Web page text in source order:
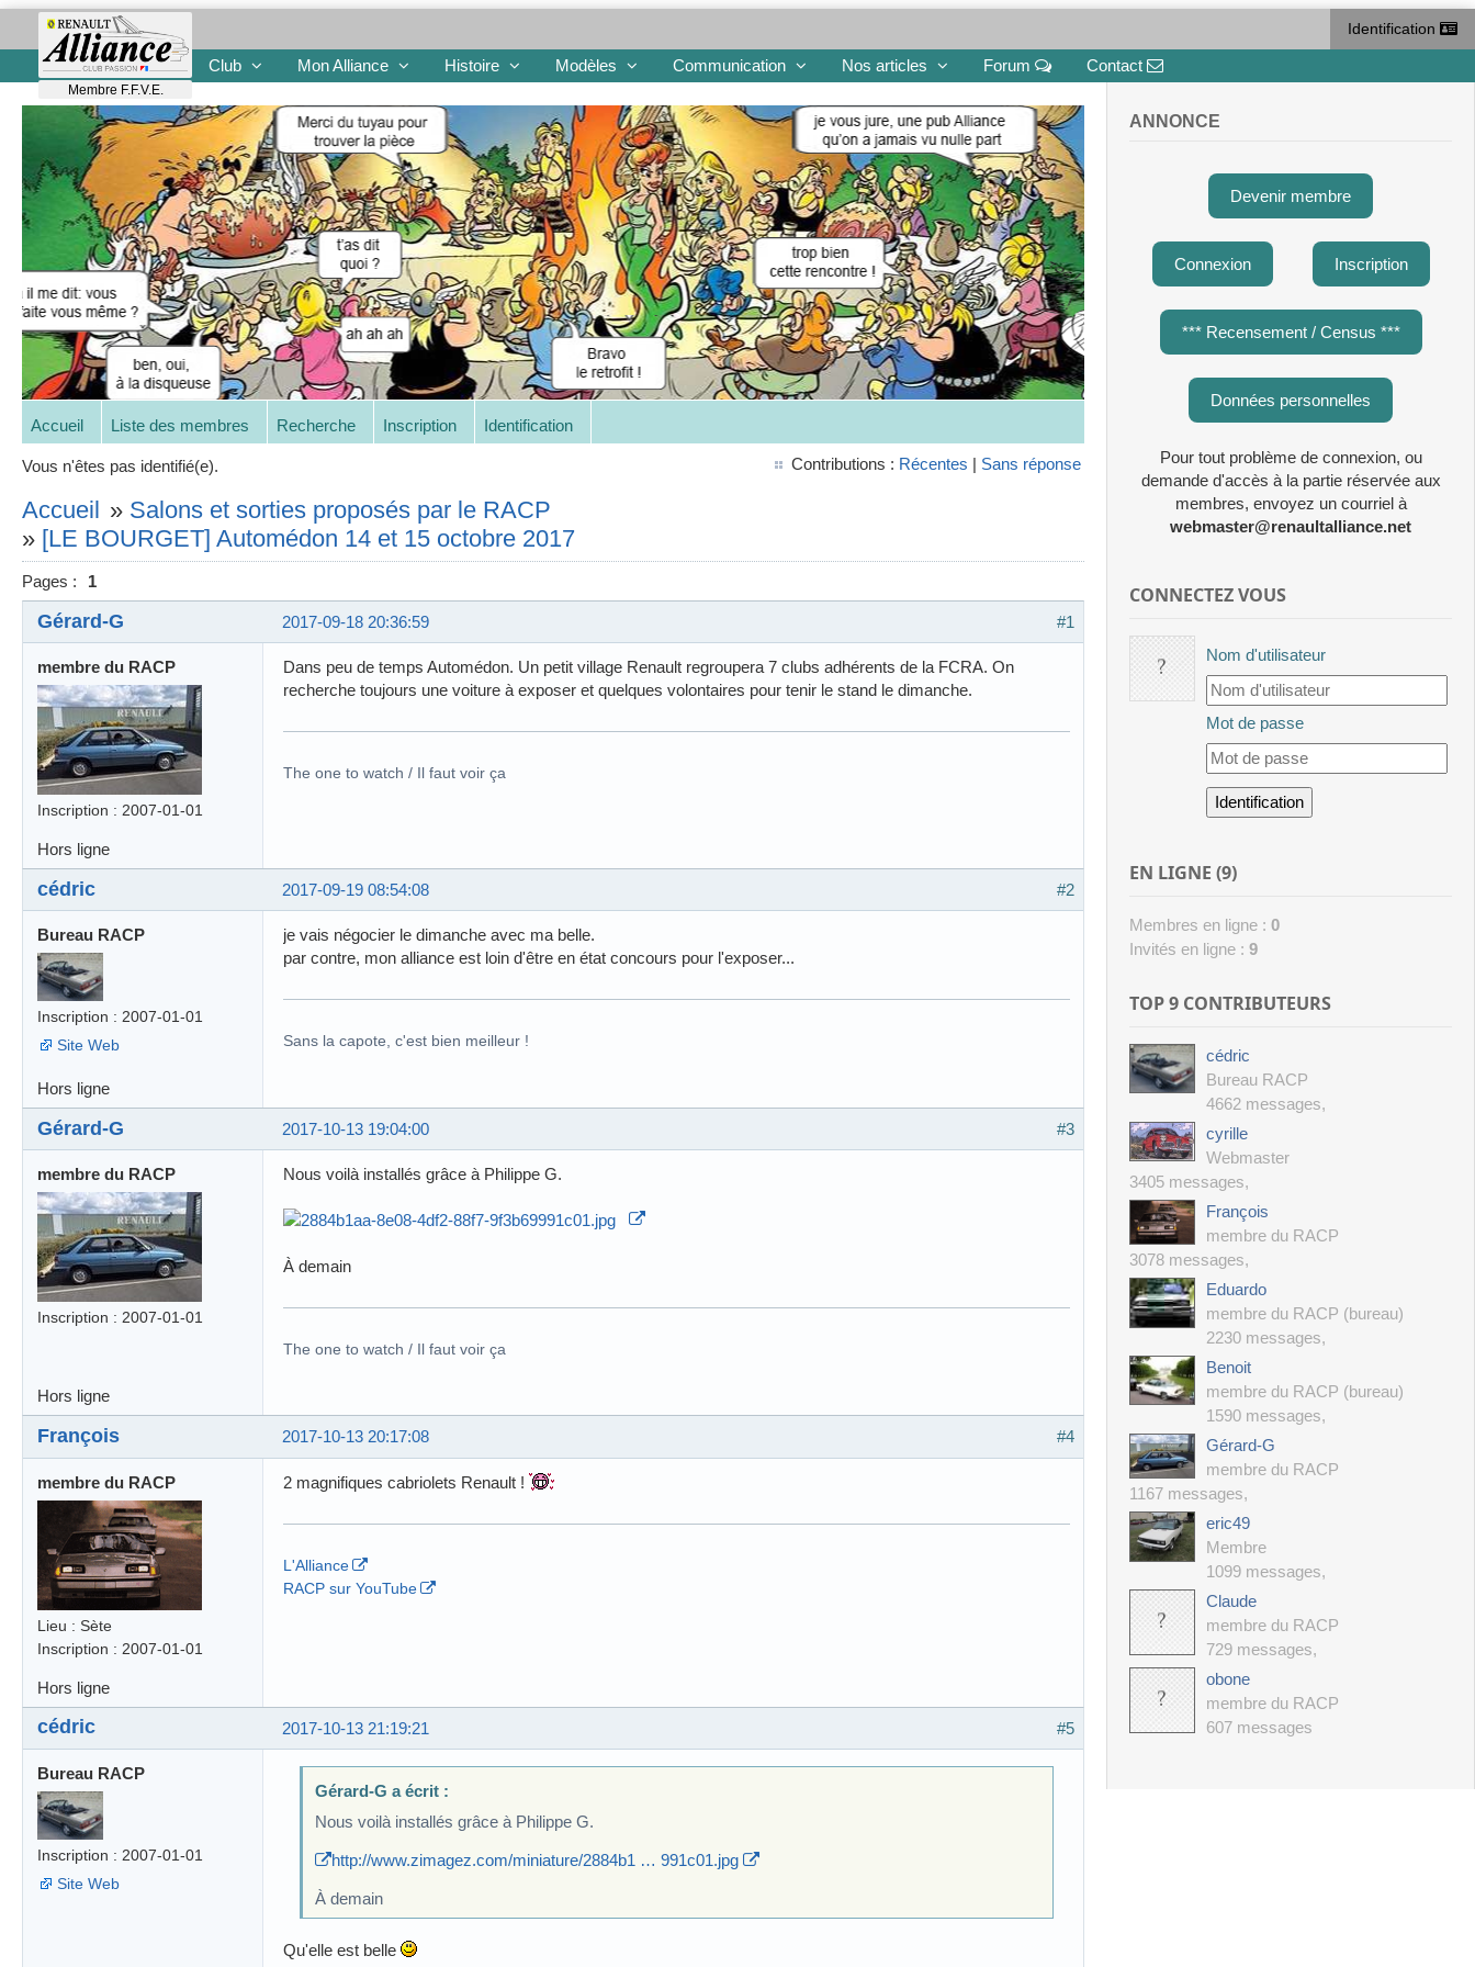
Membre F.F.V.E.
Identification
Club Mon Alliance Histoire Modèles Communication Nos articles Forum Contact
Accueil Liste des membres Recherche Inscription Identification
Vous n'êtes pas identifié(e). Contributions : Récentes | Sans réponse
Accueil » Salons et sorties proposés par le RACP
» [LE BOURGET] Automédon 14 et 15 octobre 2017
Pages : 1
#1
2017-09-18 20:36:59
Gérard-G
membre du RACP
Inscription : 2007-01-01
Dans peu de temps Automédon. Un petit village Renault regroupera 7 clubs adhérents de la FCRA. On
recherche toujours une voiture à exposer et quelques volontaires pour tenir le stand le dimanche.
The one to watch / Il faut voir ça
Hors ligne
#2
2017-09-19 08:54:08
cédric
Bureau RACP
Inscription : 2007-01-01
Site Web
je vais négocier le dimanche avec ma belle.
par contre, mon alliance est loin d'être en état concours pour l'exposer...
Sans la capote, c'est bien meilleur !
Hors ligne
#3
2017-10-13 19:04:00
Gérard-G
membre du RACP
Inscription : 2007-01-01
Nous voilà installés grâce à Philippe G.
À demain
The one to watch / Il faut voir ça
Hors ligne
#4
2017-10-13 20:17:08
François
membre du RACP
Lieu : Sète
Inscription : 2007-01-01
2 magnifiques cabriolets Renault !
L'Alliance
RACP sur YouTube
Hors ligne
#5
2017-10-13 21:19:21
cédric
Bureau RACP
Inscription : 2007-01-01
Site Web
Gérard-G a écrit :
Nous voilà installés grâce à Philippe G.
http://www.zimagez.com/miniature/2884b1 … 991c01.jpg
À demain
Qu'elle est belle
ANNONCE
Devenir membre
Connexion Inscription
*** Recensement / Census ***
Données personnelles
Pour tout problème de connexion, ou
demande d'accès à la partie réservée aux
membres, envoyez un courriel à
webmaster@renaultalliance.net
CONNECTEZ VOUS
Nom d'utilisateur
Mot de passe
EN LIGNE (9)
Membres en ligne : 0
Invités en ligne : 9
TOP 9 CONTRIBUTEURS
cédric
Bureau RACP
4662 messages,
cyrille
Webmaster
3405 messages,
François
membre du RACP
3078 messages,
Eduardo
membre du RACP (bureau)
2230 messages,
Benoit
membre du RACP (bureau)
1590 messages,
Gérard-G
membre du RACP
1167 messages,
eric49
Membre
1099 messages,
Claude
membre du RACP
729 messages,
obone
membre du RACP
607 messages